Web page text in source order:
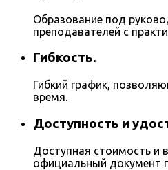
Образование под
преподавателей с
Гибкость.
Гибкий график,
время.
Доступность и
Доступная стоимость и
официальный документ